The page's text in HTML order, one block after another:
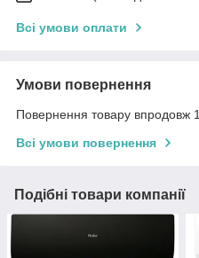
Всі умови оплати
Умови повернення
Повернення товару впродовж
Всі умови повернення
Подібні товари компанії